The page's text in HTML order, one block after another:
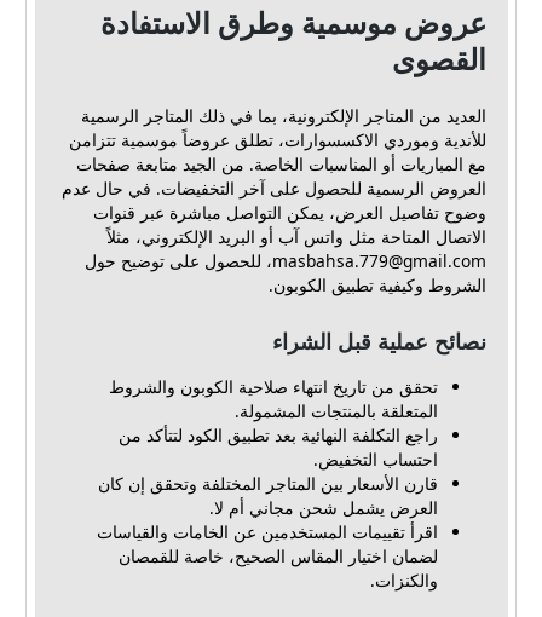
عروض موسمية وطرق الاستفادة
القصوى
العديد من المتاجر الإلكترونية، بما في ذلك المتاجر الرسمية
للأندية وموردي الاكسسوارات، تطلق عروضاً موسمية تتزامن
مع المباريات أو المناسبات الخاصة. من الجيد متابعة صفحات
العروض الرسمية للحصول على آخر التخفيضات. في حال عدم
وضوح تفاصيل العرض، يمكن التواصل مباشرة عبر قنوات
الاتصال المتاحة مثل واتس آب أو البريد الإلكتروني، مثلاً
masbahsa.779@gmail.com، للحصول على توضيح حول
الشروط وكيفية تطبيق الكوبون.
نصائح عملية قبل الشراء
تحقق من تاريخ انتهاء صلاحية الكوبون والشروط
المتعلقة بالمنتجات المشمولة.
راجع التكلفة النهائية بعد تطبيق الكود لتتأكد من
احتساب التخفيض.
قارن الأسعار بين المتاجر المختلفة وتحقق إن كان
العرض يشمل شحن مجاني أم لا.
اقرأ تقييمات المستخدمين عن الخامات والقياسات
لضمان اختيار المقاس الصحيح، خاصة للقمصان
والكنزات.